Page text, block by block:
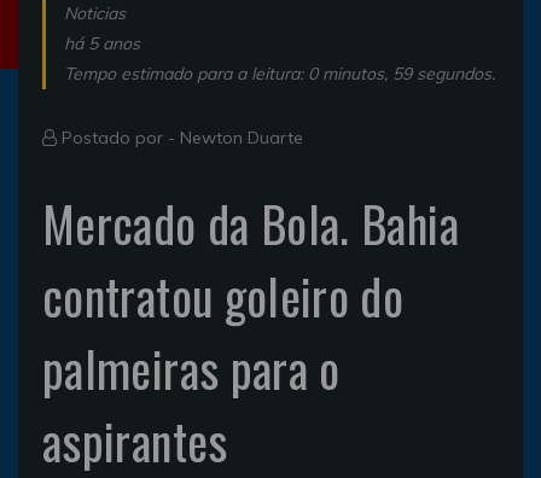
Noticias
há 5 anos
Tempo estimado para a leitura: 0 minutos, 59 segundos.
Postado por - Newton Duarte
Mercado da Bola. Bahia
contratou goleiro do
palmeiras para o
aspirantes